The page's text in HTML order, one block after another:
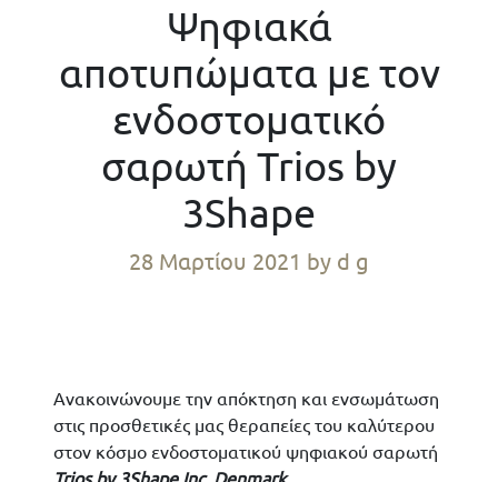
Ψηφιακά
αποτυπώματα με τον
ενδοστοματικό
σαρωτή Trios by
3Shape
28 Μαρτίου 2021 by d g
Ανακοινώνουμε την απόκτηση και ενσωμάτωση
στις προσθετικές μας θεραπείες του καλύτερου
στον κόσμο ενδοστοματικού ψηφιακού σαρωτή
Trios by 3Shape Inc, Denmark.